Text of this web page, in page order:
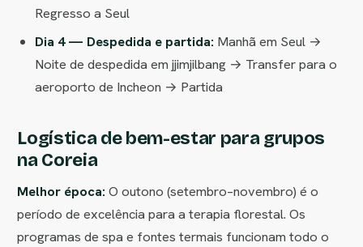
Regresso a Seul
Dia 4 — Despedida e partida: Manhã em Seul →
Noite de despedida em jjimjilbang → Transfer para o
aeroporto de Incheon → Partida
Logística de bem-estar para grupos
na Coreia
Melhor época: O outono (setembro–novembro) é o
período de excelência para a terapia florestal. Os
programas de spa e fontes termais funcionam todo o